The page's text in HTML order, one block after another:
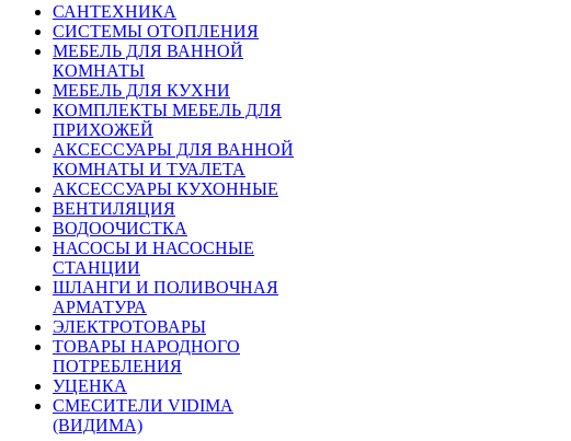
САНТЕХНИКА
СИСТЕМЫ ОТОПЛЕНИЯ
МЕБЕЛЬ ДЛЯ ВАННОЙ
КОМНАТЫ
МЕБЕЛЬ ДЛЯ КУХНИ
КОМПЛЕКТЫ МЕБЕЛЬ ДЛЯ
ПРИХОЖЕЙ
АКСЕССУАРЫ ДЛЯ ВАННОЙ
КОМНАТЫ И ТУАЛЕТА
АКСЕССУАРЫ КУХОННЫЕ
ВЕНТИЛЯЦИЯ
ВОДООЧИСТКА
НАСОСЫ И НАСОСНЫЕ
СТАНЦИИ
ШЛАНГИ И ПОЛИВОЧНАЯ
АРМАТУРА
ЭЛЕКТРОТОВАРЫ
ТОВАРЫ НАРОДНОГО
ПОТРЕБЛЕНИЯ
УЦЕНКА
СМЕСИТЕЛИ VIDIMA
(ВИДИМА)